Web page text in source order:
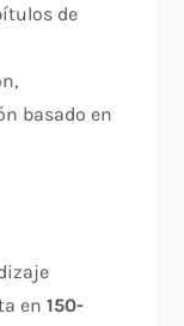
de
basado en
en150-